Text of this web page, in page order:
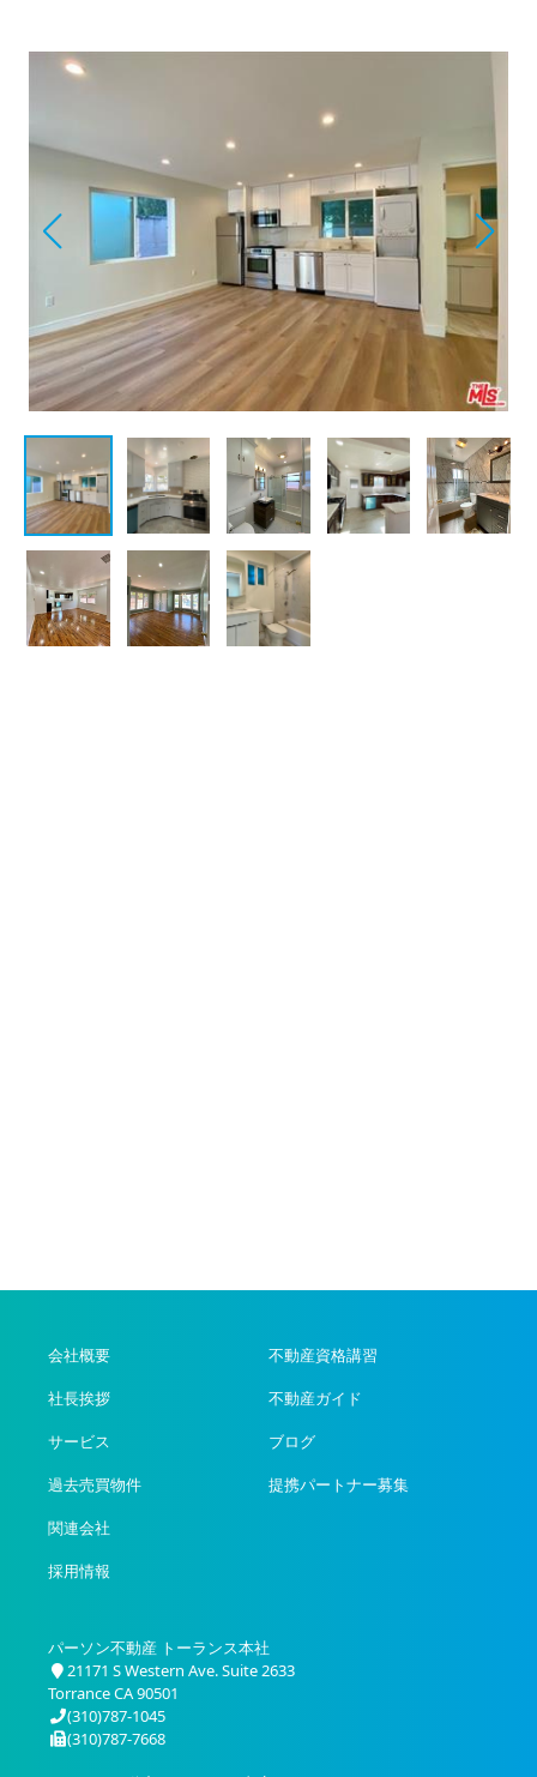
会社概要
社長挨拶
サービス
過去売買物件
関連会社
採用情報
不動産資格講習
不動産ガイド
ブログ
提携パートナー募集
パーソン不動産 トーランス本社
21171 S Western Ave. Suite 2633
Torrance CA 90501
(310)787-1045
(310)787-7668